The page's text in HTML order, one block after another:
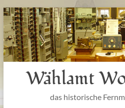
Zum
Inhalt
springen
Wählamt
das historische